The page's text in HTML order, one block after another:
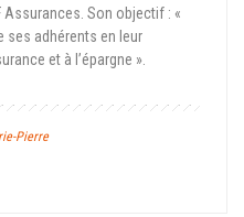
Assurances. Son objectif : «
ses adhérents en leur
et à l’épargne ».
Pierre